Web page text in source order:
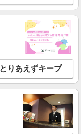
とりあえずキープ